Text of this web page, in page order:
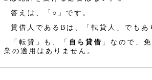
答えは、「○」です。
賃借人であるBは、「転貸人」でもあ
「転貸」も、「 自ら貸借 」なので、
業の適用はありません。